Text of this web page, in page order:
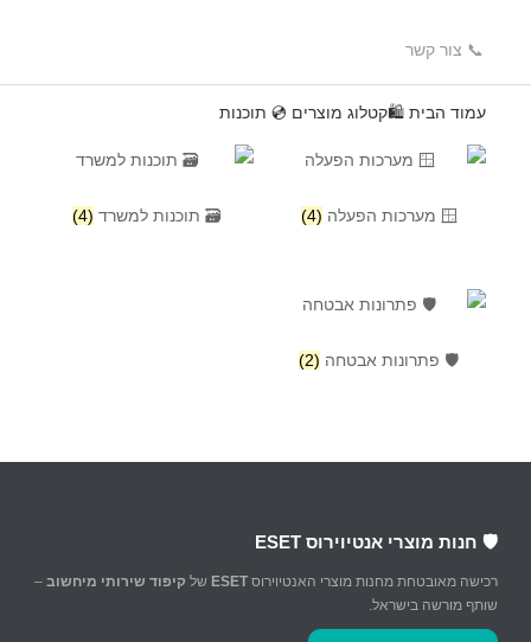
📞 צור קשר
עמוד הבית 🛍️קטלוג מוצרים 💿 תוכנות
🪟 מערכות הפעלה (4) 🗃️ תוכנות למשרד (4)
🛡️ פתרונות אבטחה (2)
🛡️ חנות מוצרי אנטיוירוס ESET
רכישה מאובטחת מחנות מוצרי האנטיוירוס ESET של קיפוד שירותי מיחשוב –
שותף מורשה בישראל.